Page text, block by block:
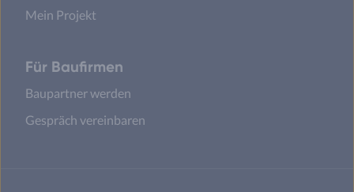
Mein Projekt
Für Baufirmen
Baupartner werden
Gespräch vereinbaren